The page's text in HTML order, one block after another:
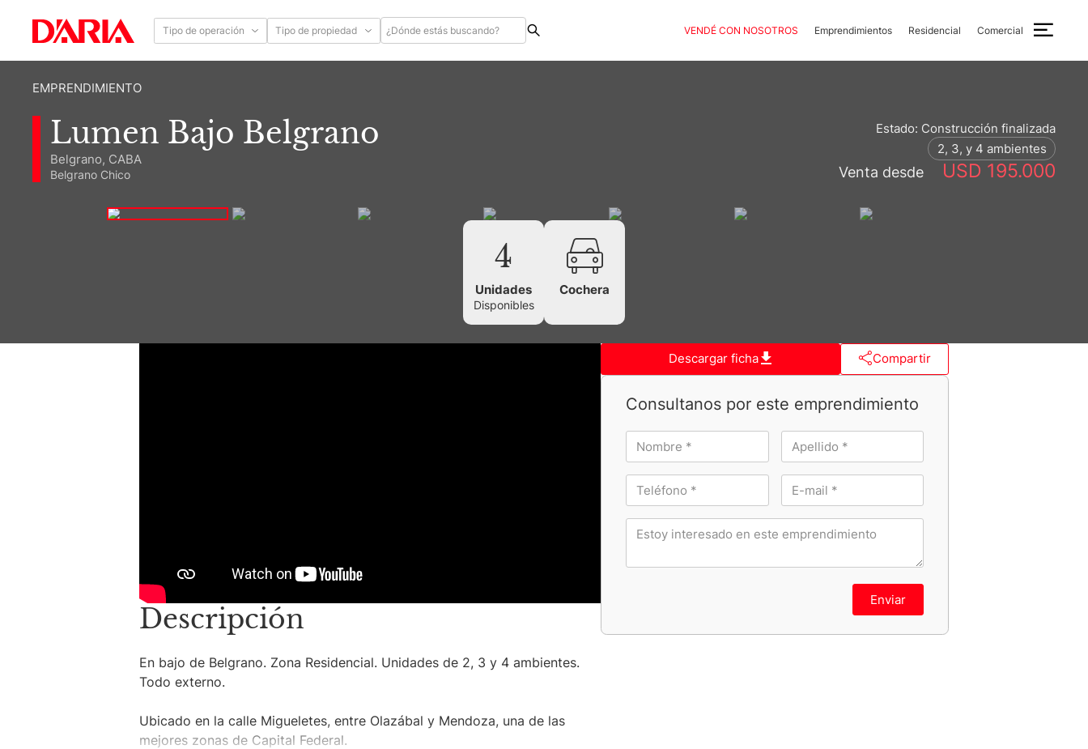
Tipo de operación Tipo de propiedad VENDÉ CON NOSOTROS Emprendimientos Residencial Comercial
EMPRENDIMIENTO
Lumen Bajo Belgrano
Belgrano, CABA
Belgrano Chico
Estado: Construcción finalizada
2, 3, y 4 ambientes
Venta desde USD 195.000
4
Unidades
Disponibles
Cochera
Descripción
En bajo de Belgrano. Zona Residencial. Unidades de 2, 3 y 4 ambientes.
Todo externo.
Ubicado en la calle Migueletes, entre Olazábal y Mendoza, una de las
mejores zonas de Capital Federal.
Descargar ficha Compartir
Consultanos por este emprendimiento
Enviar